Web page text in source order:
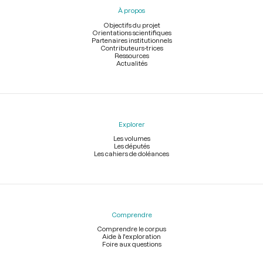
À propos
Objectifs du projet
Orientations scientifiques
Partenaires institutionnels
Contributeurs-trices
Ressources
Actualités
Explorer
Les volumes
Les députés
Les cahiers de doléances
Comprendre
Comprendre le corpus
Aide à l'exploration
Foire aux questions